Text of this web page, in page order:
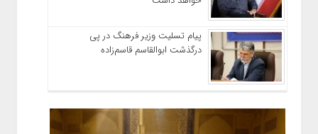
پیام تسلیت وزیر فرهنگ در پی
درگذشت ابوالقاسم قاسم‌زاده